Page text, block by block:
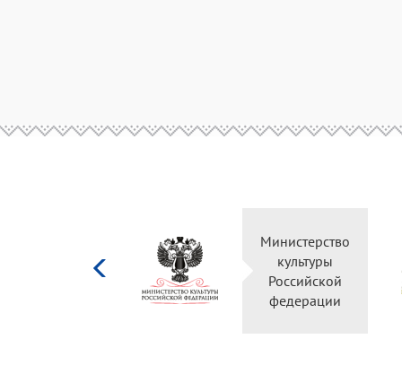
Министерство
культуры
Российской
федерации